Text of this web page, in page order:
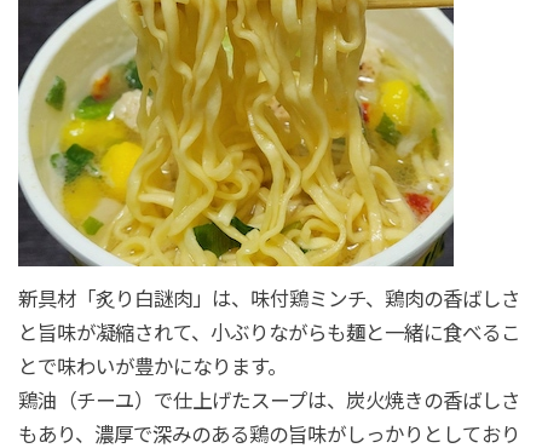
新具材「炙り白謎肉」は、味付鶏ミンチ、鶏肉の香ばしさ
と旨味が凝縮されて、小ぶりながらも麺と一緒に食べるこ
とで味わいが豊かになります。
鶏油（チーユ）で仕上げたスープは、炭火焼きの香ばしさ
もあり、濃厚で深みのある鶏の旨味がしっかりとしており